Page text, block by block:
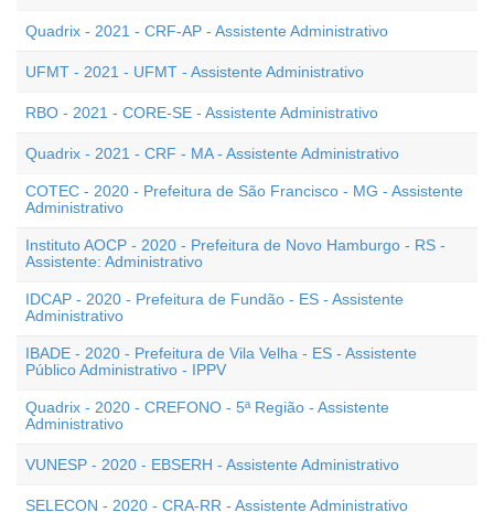
Quadrix - 2021 - CRF-AP - Assistente Administrativo
UFMT - 2021 - UFMT - Assistente Administrativo
RBO - 2021 - CORE-SE - Assistente Administrativo
Quadrix - 2021 - CRF - MA - Assistente Administrativo
COTEC - 2020 - Prefeitura de São Francisco - MG - Assistente
Administrativo
Instituto AOCP - 2020 - Prefeitura de Novo Hamburgo - RS -
Assistente: Administrativo
IDCAP - 2020 - Prefeitura de Fundão - ES - Assistente
Administrativo
IBADE - 2020 - Prefeitura de Vila Velha - ES - Assistente
Público Administrativo - IPPV
Quadrix - 2020 - CREFONO - 5ª Região - Assistente
Administrativo
VUNESP - 2020 - EBSERH - Assistente Administrativo
SELECON - 2020 - CRA-RR - Assistente Administrativo